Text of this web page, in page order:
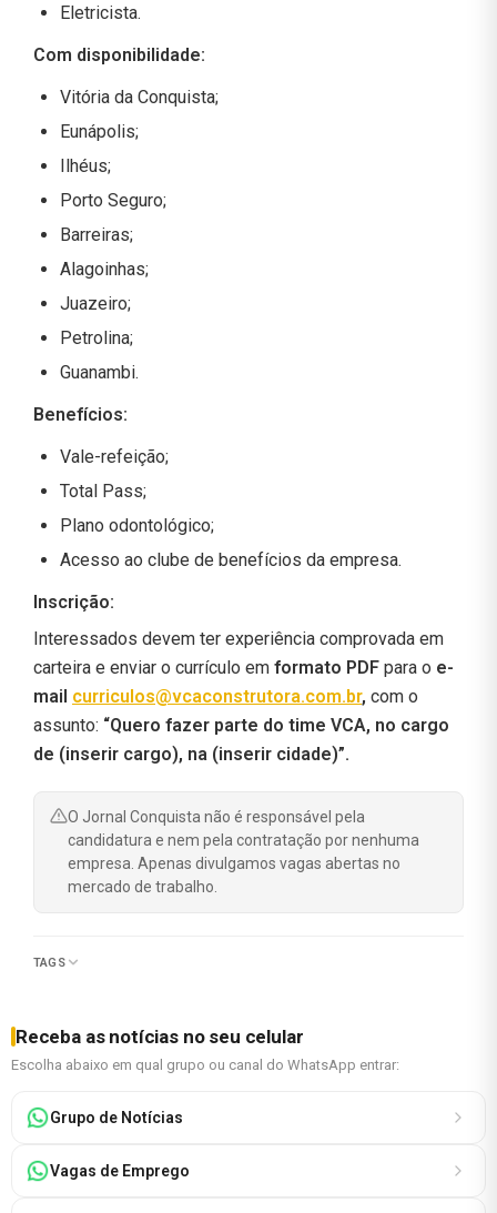
Eletricista.
Com disponibilidade:
Vitória da Conquista;
Eunápolis;
Ilhéus;
Porto Seguro;
Barreiras;
Alagoinhas;
Juazeiro;
Petrolina;
Guanambi.
Benefícios:
Vale-refeição;
Total Pass;
Plano odontológico;
Acesso ao clube de benefícios da empresa.
Inscrição:
Interessados devem ter experiência comprovada em
carteira e enviar o currículo em formato PDF para o e-
mail curriculos@vcaconstrutora.com.br, com o
assunto: “Quero fazer parte do time VCA, no cargo
de (inserir cargo), na (inserir cidade)”.
O Jornal Conquista não é responsável pela
candidatura e nem pela contratação por nenhuma
empresa. Apenas divulgamos vagas abertas no
mercado de trabalho.
TAGS
Receba as notícias no seu celular
Escolha abaixo em qual grupo ou canal do WhatsApp entrar:
Grupo de Notícias
Vagas de Emprego